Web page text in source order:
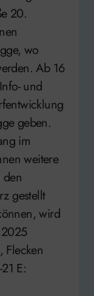
20.
wo
Ab 16
und
geben.
im
weitere
gestellt
wird
Flecken
E: